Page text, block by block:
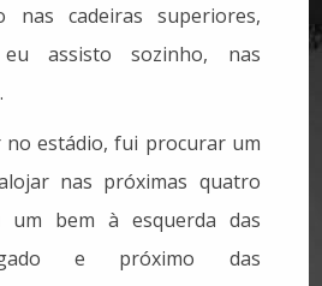
nas cadeiras superiores,
assisto sozinho, nas
no estádio, fui procurar um
nas próximas quatro
um bem à esquerda das
e próximo das